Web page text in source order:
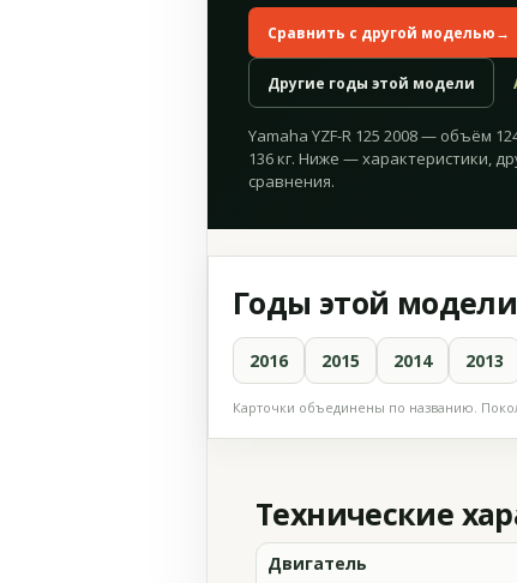
Сравнить с другой моделью→
Другие годы этой модели
Yamaha YZF-R 125 2008 — объём
136 кг. Ниже — характеристики,
сравнения.
Годы этой модели
2016 2015 2014 2013
Карточки объединены по названию.
Технические
Двигатель